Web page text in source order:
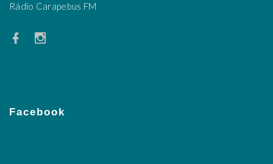
Rádio Carapebus FM
Facebook